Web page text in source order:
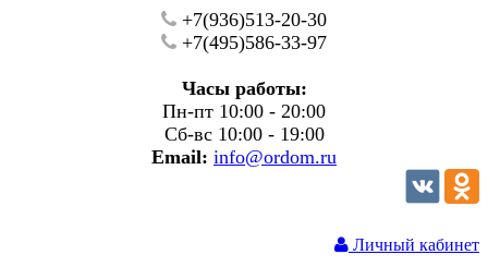
+7(936)513-20-30
+7(495)586-33-97
Часы работы:
Пн-пт 10:00 - 20:00
Сб-вс 10:00 - 19:00
Email: info@ordom.ru
Личный кабинет